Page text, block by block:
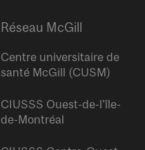
Réseau McGill
Centre universitaire de
santé McGill (CUSM)
CIUSSS Ouest-de-l’île-
de-Montréal